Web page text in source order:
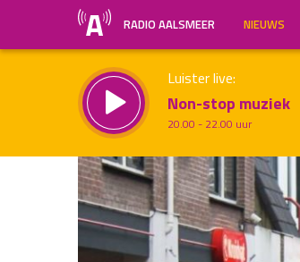
RADIO AALSMEER NIEUWS
Luister live:
Non-stop muziek
20.00 - 22.00 uur
Inklappen